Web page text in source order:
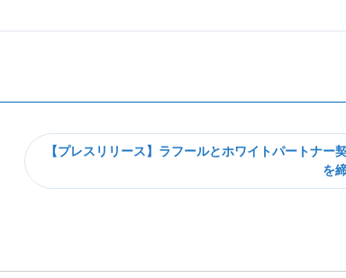
【プレスリリース】ラフールとホワイトパートナー
を